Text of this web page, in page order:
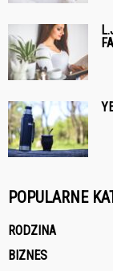
POPULARNE
RODZINA
BIZNES